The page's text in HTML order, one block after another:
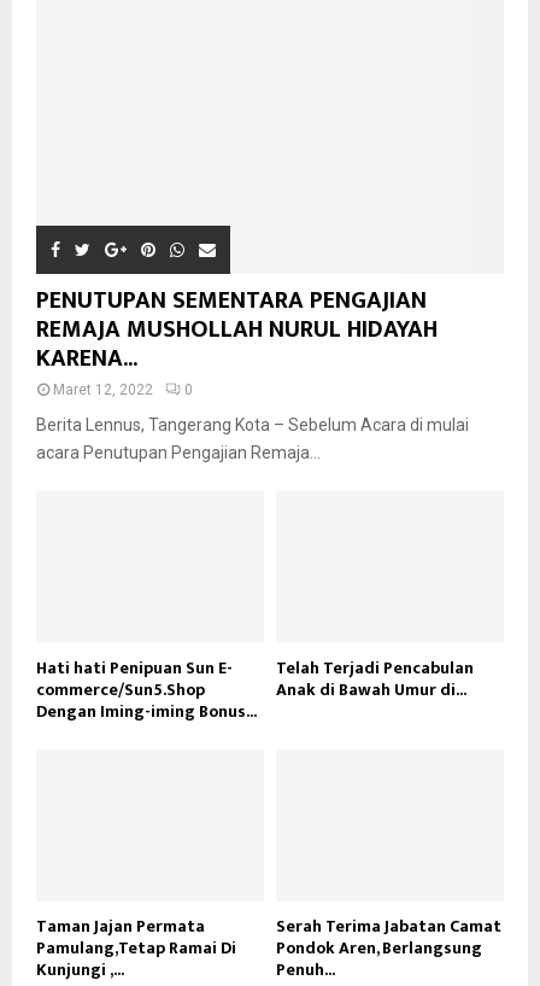
PENUTUPAN SEMENTARA PENGAJIAN
REMAJA MUSHOLLAH NURUL HIDAYAH
KARENA...
Maret 12, 2022 0
Berita Lennus, Tangerang Kota – Sebelum Acara di mulai
acara Penutupan Pengajian Remaja...
Hati hati Penipuan Sun E-
commerce/Sun5.Shop
Dengan Iming-iming Bonus...
Telah Terjadi Pencabulan
Anak di Bawah Umur di...
Taman Jajan Permata
Pamulang,Tetap Ramai Di
Kunjungi ,...
Serah Terima Jabatan Camat
Pondok Aren, Berlangsung
Penuh...